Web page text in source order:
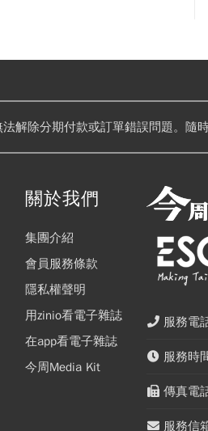
解除分期付款或訂單錯誤問題。隨
關於我們
集團介紹
會員服務條款
隱私權聲明
用zinio看電子雜誌
在app看電子雜誌
今周Media Kit
服務電
服務時
傳真電
服務信